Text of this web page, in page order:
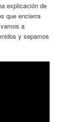
explicación de
que encierra
a
y sepamos